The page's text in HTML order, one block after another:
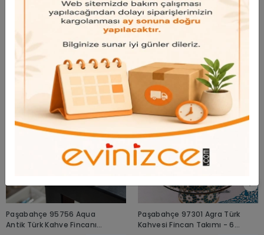
Yorum Yap
Bu ürünü inceleyen kullanıcılar bunlara da baktı
Paşabahçe 95756 Aqua
Antik Türk Kahve Fincanı
Paşabahçe 97301 Agra Türk
Kahvesi Fincan Takımı - 6